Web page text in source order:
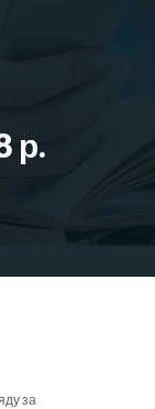
р.
за